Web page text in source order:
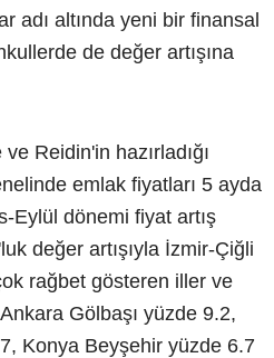
adı altında yeni bir finansal
de değer artışına
Reidin'in hazırladığı
emlak fiyatları 5 ayda
Eylül dönemi fiyat artış
değer artışıyla İzmir-Çiğli
rağbet gösteren iller ve
Gölbaşı yüzde 9.2,
Konya Beyşehir yüzde 6.7